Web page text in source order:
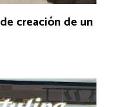
creación de un